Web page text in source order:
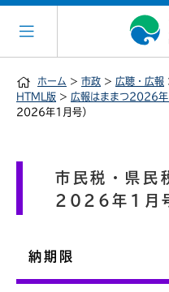
ホーム > 市政 > 広聴・広報
HTML版 > 広報はままつ2026
2026年1月号）
市民税・県民
2026年1月
納期限